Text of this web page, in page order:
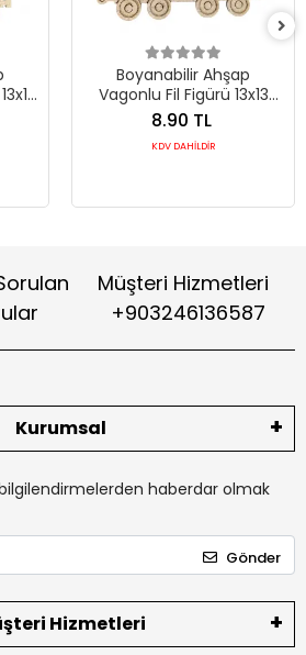
Boyanabilir Ahşap
Vagonlu Fil Figürü 13x13
cm
8.90 TL
KDV DAHİLDİR
Müşteri Hizmetleri
+903246136587
Kurumsal
haberdar olmak
Gönder
Hizmetleri